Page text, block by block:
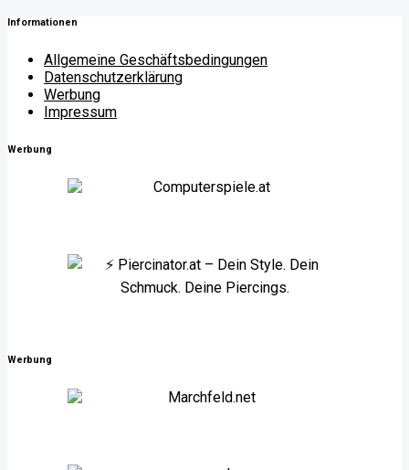
Informationen
Allgemeine Geschäftsbedingungen
Datenschutzerklärung
Werbung
Impressum
Werbung
Werbung